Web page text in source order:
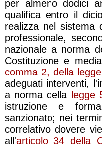
per almeno dodici
qualifica entro il
realizza nel sistema
professionale,
nazionale a norma
Costituzione e
comma 2, della
adeguati interventi,
a norma della legge
istruzione e
sanzionato; nei
correlativo dovere
all'articolo 34 della